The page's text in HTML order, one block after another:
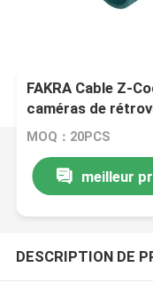
FAKRA Cable Z-
caméras de
plus sûr
MOQ：20PCS
meilleur
DESCRIPTION DE